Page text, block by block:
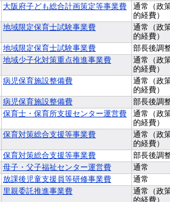
大阪府子ども総合計画策定等事業費
通常（政
的経費）
地域限定保育士試験事業費
通常（政
的経費）
地域限定保育士試験事業費 部長後調
地域少子化対策重点推進事業費
通常（政
的経費）
病児保育施設整備費
通常（政
的経費）
病児保育施設整備費 部長後調
保育士・保育所支援センター運営費
通常（政
的経費）
保育対策総合支援等事業費
通常（政
的経費）
保育対策総合支援等事業費 部長後調
母子・父子福祉センター運営費 通常
放課後児童支援員等研修事業費 通常
里親委託推進事業費
通常（政